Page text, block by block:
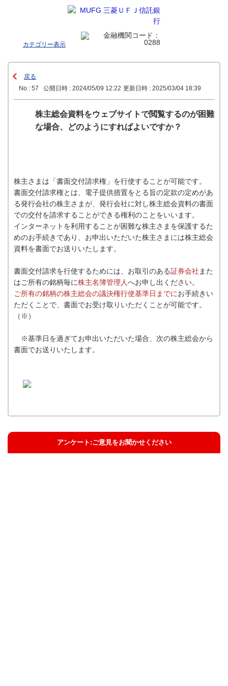
カテゴリー表示
戻る
No : 57
公開日時 : 2024/05/09 12:22 更新日時 : 2025/03/04 18:39
株主総会資料をウェブサイトで閲覧するのが困難
な場合、どのようにすればよいですか？
株主さまは「書面交付請求権」を行使することが可能です。
書面交付請求権とは、電子提供措置をとる旨の定款の定めがあ
る発行会社の株主さまが、発行会社に対し株主総会資料の書面
での交付を請求することができる権利のことをいいます。
インターネットを利用することが困難な株主さまを保護するた
めのお手続きであり、お申出いただいた株主さまには株主総会
資料を書面でお送りいたします。
書面交付請求を行使するためには、お取引のある証券会社 また
はご所有の銘柄毎に株主名簿管理人へお申し出ください。
ご所有の銘柄の株主総会の議決権行使基準日までにお手続きい
ただくことで、書面でお受け取りいただくことが可能です。
（※）
※基準日を過ぎてお申出いただいた場合、次の株主総会から
書面でお送りいたします。
アンケート:ご意見をお聞かせください